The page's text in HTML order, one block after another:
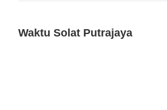
Waktu Solat Putrajaya